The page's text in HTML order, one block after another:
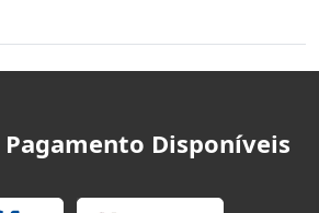
Disponíveis